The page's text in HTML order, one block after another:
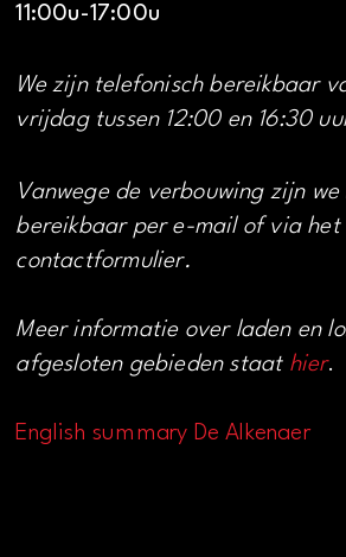
11:00u-17:00u
We zijn telefonisch bereikbaar
vrijdag tussen 12:00 en 16:30
Vanwege de verbouwing zijn
bereikbaar per e-mail of via het
contactformulier.
Meer informatie over laden en
afgesloten gebieden staat hier.
English summary De Alkenaer